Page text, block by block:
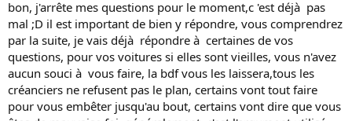
bon, j'arrête mes questions pour le moment,c 'est déjà pas
mal ;D il est important de bien y répondre, vous comprendrez
par la suite, je vais déjà répondre à certaines de vos
questions, pour vos voitures si elles sont vieilles, vous n'avez
aucun souci à vous faire, la bdf vous les laissera,tous les
créanciers ne refusent pas le plan, certains vont tout faire
pour vous embêter jusqu'au bout, certains vont dire que vous